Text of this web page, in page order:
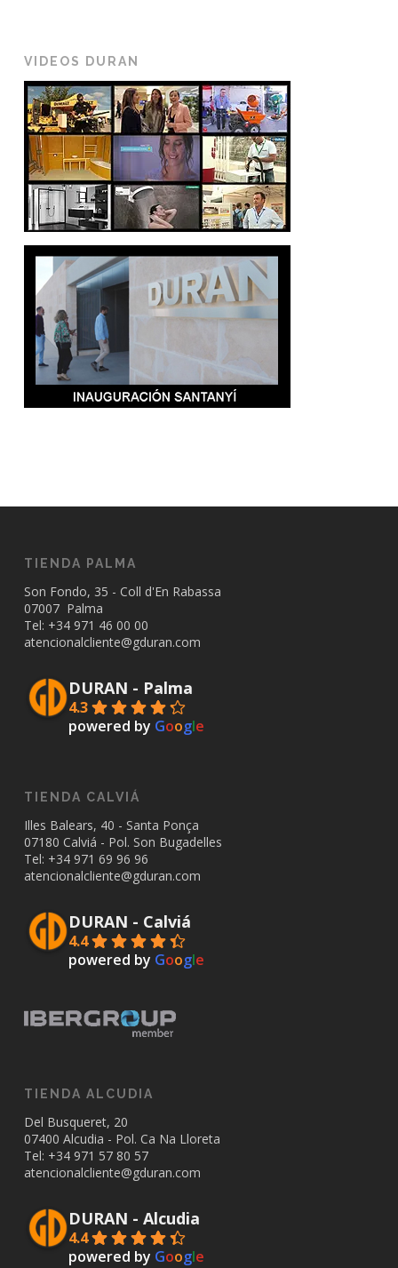
VIDEOS DURAN
TIENDA PALMA
Son Fondo, 35 - Coll d'En Rabassa
07007 Palma
Tel: +34 971 46 00 00
atencionalcliente@gduran.com
DURAN - Palma
4.3
powered by Google
TIENDA CALVIÁ
Illes Balears, 40 - Santa Ponça
07180 Calviá - Pol. Son Bugadelles
Tel: +34 971 69 96 96
atencionalcliente@gduran.com
DURAN - Calviá
4.4
powered by Google
TIENDA ALCUDIA
Del Busqueret, 20
07400 Alcudia - Pol. Ca Na Lloreta
Tel: +34 971 57 80 57
atencionalcliente@gduran.com
DURAN - Alcudia
4.4
powered by Google